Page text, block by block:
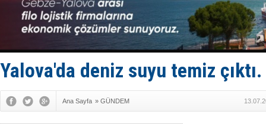
D-Marin,
Van’da
TAYK -
Yalova'da deniz suyu temiz çıktı.
Ana Sayfa » GÜNDEM